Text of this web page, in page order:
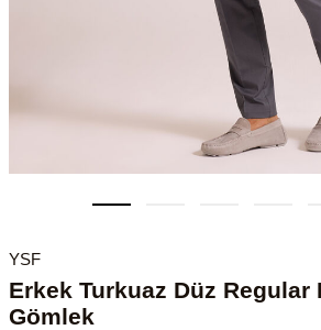
YSF
Erkek Turkuaz Düz Regular
Gömlek